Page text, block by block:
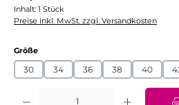
Inhalt: 1 Stück
Preise inkl. MwSt. zzgl. Versandkosten
Größeauswählen
30 34 36 38 40
Produkt Anzahl: Gib den gewünschten